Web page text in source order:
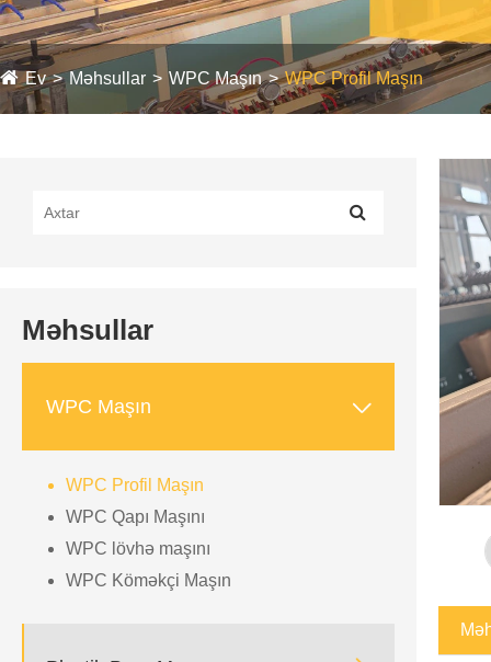
Ev Məhsullar WPC Maşın WPC Profil Maşın
Məhsullar
WPC Maşın 
WPC Profil Maşın
WPC Qapı Maşını
WPC lövhə maşını
WPC Köməkçi Maşın